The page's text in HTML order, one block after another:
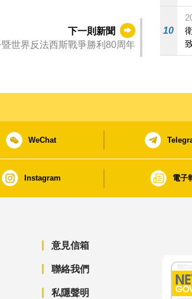
下一則新聞
世界反法西斯戰爭勝利80周年
10
WeChat
Instagram 電子
意見信箱
聯絡我們
私隱聲明